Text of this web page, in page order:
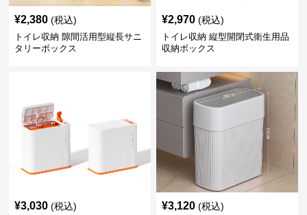
¥2,380 (税込)
トイレ収納 隙間活用型縦長サニ
タリーボックス
¥2,970 (税込)
トイレ収納 縦型開閉式衛生用品
収納ボックス
¥3,030 (税込) ¥3,120 (税込)